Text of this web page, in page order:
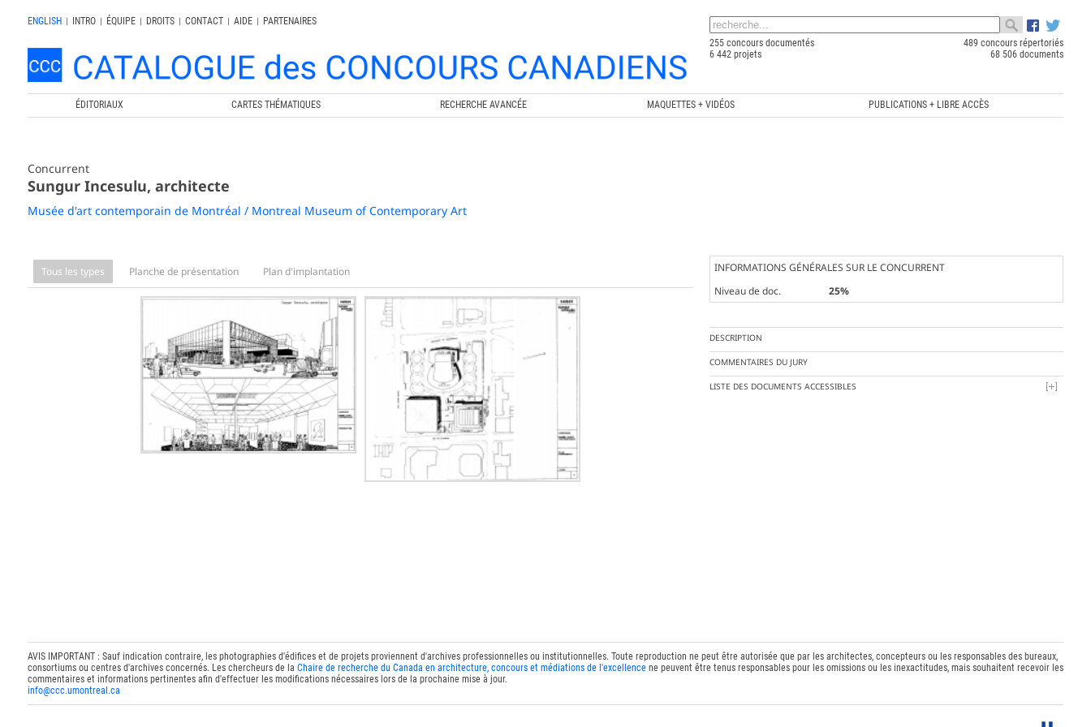
ENGLISH | INTRO | ÉQUIPE | DROITS | CONTACT | AIDE |
PARTENAIRES
255 concours documentés
489 concours répertoriés
6 442 projets
68 506 documents
ÉDITORIAUX CARTES THÉMATIQUES RECHERCHE AVANCÉE MAQUETTES + VIDÉOS PUBLICATIONS + LIBRE ACCÈS
Concurrent
Sungur Incesulu, architecte
Musée d'art contemporain de Montréal / Montreal Museum of Contemporary Art
Tous les types Planche de présentation Plan d'implantation
INFORMATIONS GÉNÉRALES SUR LE CONCURRENT
Niveau de doc.
25%
DESCRIPTION
COMMENTAIRES DU JURY
LISTE DES DOCUMENTS ACCESSIBLES
AVIS IMPORTANT : Sauf indication contraire, les photographies d'édifices et de projets proviennent d'archives professionnelles ou institutionnelles. Toute reproduction ne peut être autorisée que par les architectes, concepteurs ou les responsables des bureaux,
consortiums ou centres d'archives concernés. Les chercheurs de la Chaire de recherche du Canada en architecture, concours et médiations de l'excellencene peuvent être tenus responsables pour les omissions ou les inexactitudes, mais souhaitent recevoir les
commentaires et informations pertinentes afin d'effectuer les modifications nécessaires lors de la prochaine mise à jour.
info@ccc.umontreal.ca